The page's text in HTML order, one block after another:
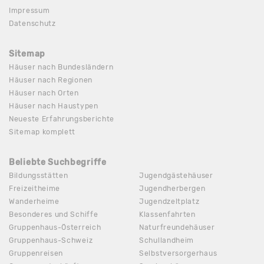
Impressum
Datenschutz
Sitemap
Häuser nach Bundesländern
Häuser nach Regionen
Häuser nach Orten
Häuser nach Haustypen
Neueste Erfahrungsberichte
Sitemap komplett
Beliebte Suchbegriffe
Bildungsstätten
Freizeitheime
Wanderheime
Besonderes und Schiffe
Gruppenhaus-Österreich
Gruppenhaus-Schweiz
Gruppenreisen
Jugendgästehäuser
Jugendherbergen
Jugendzeltplatz
Klassenfahrten
Naturfreundehäuser
Schullandheim
Selbstversorgerhaus